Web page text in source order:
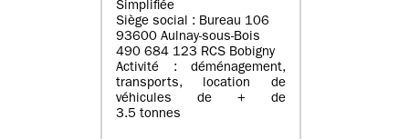
Simplifiée
Siège social : Bureau 106
93600 Aulnay-sous-Bois
490 684 123 RCS Bobigny
Activité : déménagement,
transports, location de
véhicules de + de
3.5 tonnes